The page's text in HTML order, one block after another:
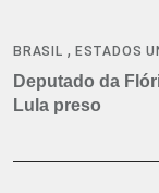
BRASIL , ESTADOS
Deputado da
Lula preso